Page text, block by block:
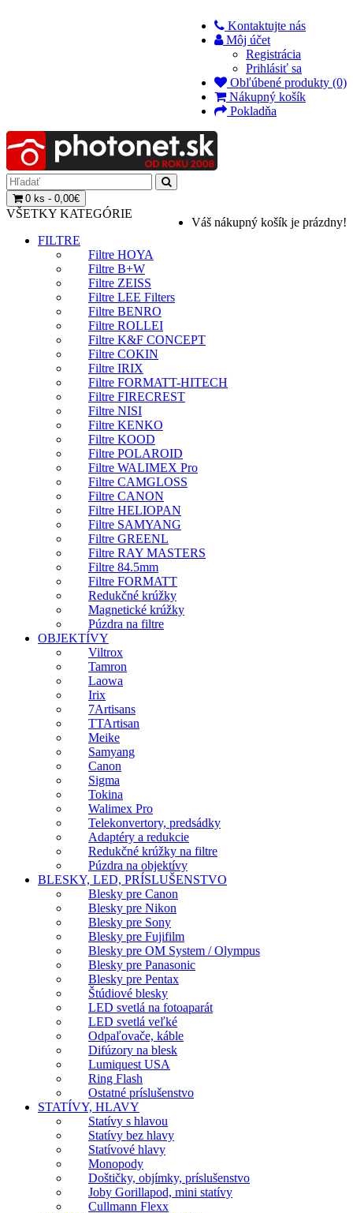
Kontaktujte nás
Môj účet
Registrácia
Prihlásiť sa
Obľúbené produkty (0)
Nákupný košík
Pokladňa
0 ks - 0,00€
Váš nákupný košík je prázdny!
VŠETKY KATEGÓRIE
FILTRE
Filtre HOYA
Filtre B+W
Filtre ZEISS
Filtre LEE Filters
Filtre BENRO
Filtre ROLLEI
Filtre K&F CONCEPT
Filtre COKIN
Filtre IRIX
Filtre FORMATT-HITECH
Filtre FIRECREST
Filtre NISI
Filtre KENKO
Filtre KOOD
Filtre POLAROID
Filtre WALIMEX Pro
Filtre CAMGLOSS
Filtre CANON
Filtre HELIOPAN
Filtre SAMYANG
Filtre GREENL
Filtre RAY MASTERS
Filtre 84.5mm
Filtre FORMATT
Redukčné krúžky
Magnetické krúžky
Púzdra na filtre
OBJEKTÍVY
Viltrox
Tamron
Laowa
Irix
7Artisans
TTArtisan
Meike
Samyang
Canon
Sigma
Tokina
Walimex Pro
Telekonvertory, predsádky
Adaptéry a redukcie
Redukčné krúžky na filtre
Púzdra na objektívy
BLESKY, LED, PRÍSLUŠENSTVO
Blesky pre Canon
Blesky pre Nikon
Blesky pre Sony
Blesky pre Fujifilm
Blesky pre OM System / Olympus
Blesky pre Panasonic
Blesky pre Pentax
Štúdiové blesky
LED svetlá na fotoaparát
LED svetlá veľké
Odpaľovače, káble
Difúzory na blesk
Lumiquest USA
Ring Flash
Ostatné príslušenstvo
STATÍVY, HLAVY
Statívy s hlavou
Statívy bez hlavy
Statívové hlavy
Monopody
Doštičky, objímky, príslušenstvo
Joby Gorillapod, mini statívy
Cullmann Flexx